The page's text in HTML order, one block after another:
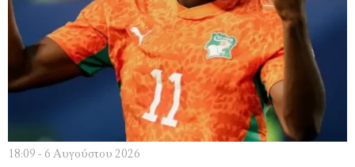
18:09 - 6 Αυγούστου 2026